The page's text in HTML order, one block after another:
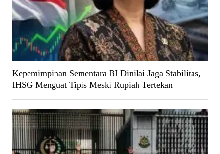
Kepemimpinan Sementara BI Dinilai Jaga Stabilitas,
IHSG Menguat Tipis Meski Rupiah Tertekan